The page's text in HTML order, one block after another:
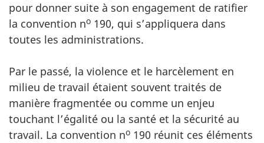
pour donner suite à son engagement de ratifier
la convention no 190, qui s’appliquera dans
toutes les administrations.
Par le passé, la violence et le harcèlement en
milieu de travail étaient souvent traités de
manière fragmentée ou comme un enjeu
touchant l’égalité ou la santé et la sécurité au
travail. La convention no 190 réunit ces éléments